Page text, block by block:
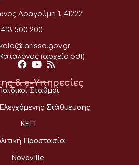
Δραγούμη 1, 41222
500 200
Κατάλογος (αρχείο pdf)
& e-Υπηρεσίες
Σταθμοί
Στάθμευσης
ΚΕΠ
Προστασία
Novoville